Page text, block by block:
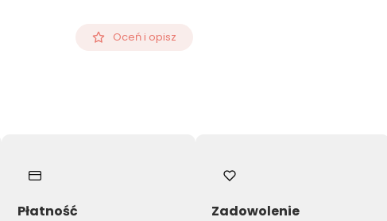
Oceń i opisz
Płatność Zadowolenie